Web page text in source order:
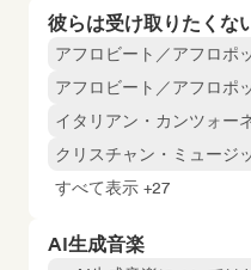
彼らは受け取りたくな
アフロビート／アフロポ
アフロビート／アフロポ
イタリアン・カンツォー
クリスチャン・ミュージ
すべて表示 +27
AI生成音楽